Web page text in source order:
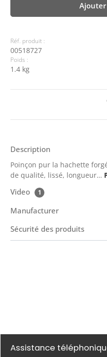
Réf. produit :
00518727
Poids :
1.4 kg
Description
Poinçon pur la hachette
de qualité, lissé, longueur…
Video 1
Manufacturer
Sécurité des produits
Assistance